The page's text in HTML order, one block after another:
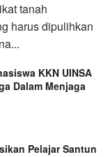
tanah
harus dipulihkan
KKN UINSA
Dalam Menjaga
Pelajar Santun